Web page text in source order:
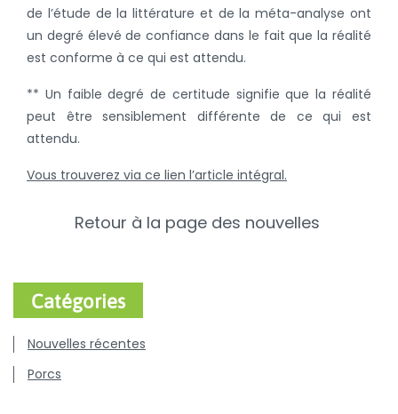
de l’étude de la littérature et de la méta-analyse ont
un degré élevé de confiance dans le fait que la réalité
est conforme à ce qui est attendu.
** Un faible degré de certitude signifie que la réalité
peut être sensiblement différente de ce qui est
attendu.
Vous trouverez via ce lien l’article intégral.
Retour à la page des nouvelles
Catégories
Nouvelles récentes
Porcs